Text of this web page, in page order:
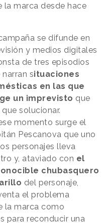
la marca desde hace
se difunde en
y medios digitales
de tres episodios
narran situaciones
en las que
un imprevisto que
que solucionar.
momento surge el
Pescanova que uno
personajes lleva
y, ataviado con el
chubasquero
del personaje,
el problema
la marca como
para reconducir una